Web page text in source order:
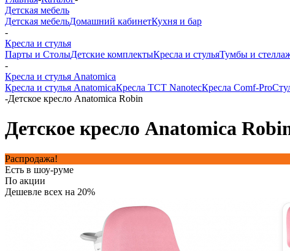
Детская мебель
Детская мебельДомашний кабинетКухня и бар
-
Кресла и стулья
Парты и СтолыДетские комплектыКресла и стульяТумбы и
-
Кресла и стулья Anatomica
Кресла и стулья AnatomicaКресла TCT NanotecКресла Comf-Pro
-Детское кресло Anatomica Robin
Детское кресло Anatomica
Распродажа!
Есть в шоу-руме
По акции
Дешевле всех на 20%